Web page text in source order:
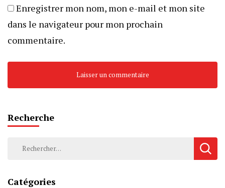
Enregistrer mon nom, mon e-mail et mon site
dans le navigateur pour mon prochain
commentaire.
Recherche
Rechercher :
Catégories